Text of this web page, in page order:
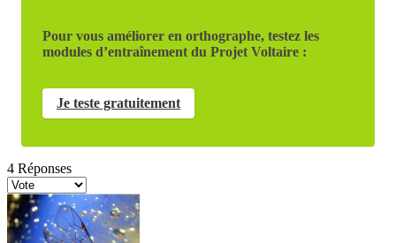
Pour vous améliorer en orthographe, testez les
modules d’entraînement du Projet Voltaire :
Je teste gratuitement
4 Réponses